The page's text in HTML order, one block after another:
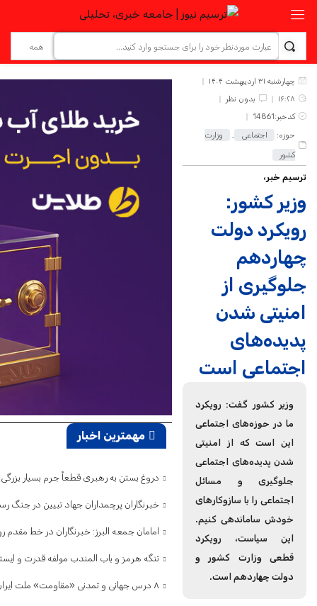
چهارشنبه ۳۱ اردیبهشت ۱۴۰۴
۱۶:۲۸
بدون نظر
کدخبر:14861
حوزه:
اجتماعی , وزارت
کشور
ترسیم خبر،
وزیر کشور:
رویکرد دولت
چهاردهم
جلوگیری از
امنیتی شدن
پدیده‌های
اجتماعی است
وزیر کشور گفت: رویکرد
ما در حوزه‌های اجتماعی
این است که از امنیتی
شدن پدیده‌های اجتماعی
جلوگیری و مسائل
اجتماعی را با سازوکارهای
خودش ساماندهی کنیم.
این سیاست، رویکرد
قطعی وزارت کشور و
دولت چهاردهم است.
مهمترین اخبار
دروغ بستن به رهبری قطعاً جرم بسیار
خبرنگاران پرچمداران جهاد تبیین در جنگ
امامان جمعه البرز: خبرنگاران در خط
تنگه‌ هرمز و باب المندب مولفه قدرت و
۸ درس جهانی و تمدنی «مقاومت» ملت ایران در جنگ تحمیلی سوم / دنیا ارزش مقاومت را فهمید